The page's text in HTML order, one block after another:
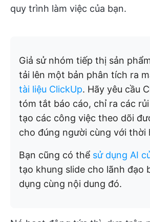
quy trình làm việc của bạn.
Giả sử nhóm tiếp thị sản
tải lên một bản phân tích ra
tài liệu ClickUp. Hãy yêu cầu
tóm tắt báo cáo, chỉ ra các
tạo các công việc theo dõi
cho đúng người cùng với thời
Bạn cũng có thể sử dụng AI
tạo khung slide cho lãnh đạo
dụng cùng nội dung đó.